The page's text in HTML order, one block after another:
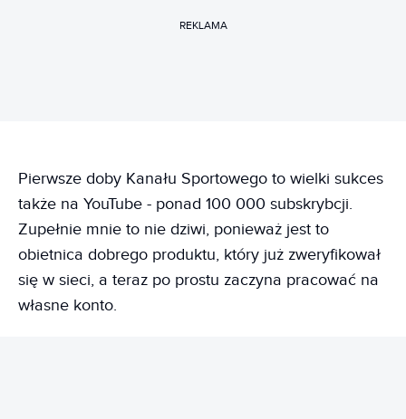
REKLAMA
Pierwsze doby Kanału Sportowego to wielki sukces
także na YouTube - ponad 100 000 subskrybcji.
Zupełnie mnie to nie dziwi, ponieważ jest to
obietnica dobrego produktu, który już zweryfikował
się w sieci, a teraz po prostu zaczyna pracować na
własne konto.